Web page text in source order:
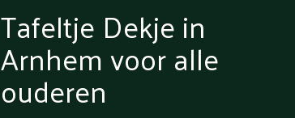
Tafeltje Dekje in
Arnhem voor alle
ouderen